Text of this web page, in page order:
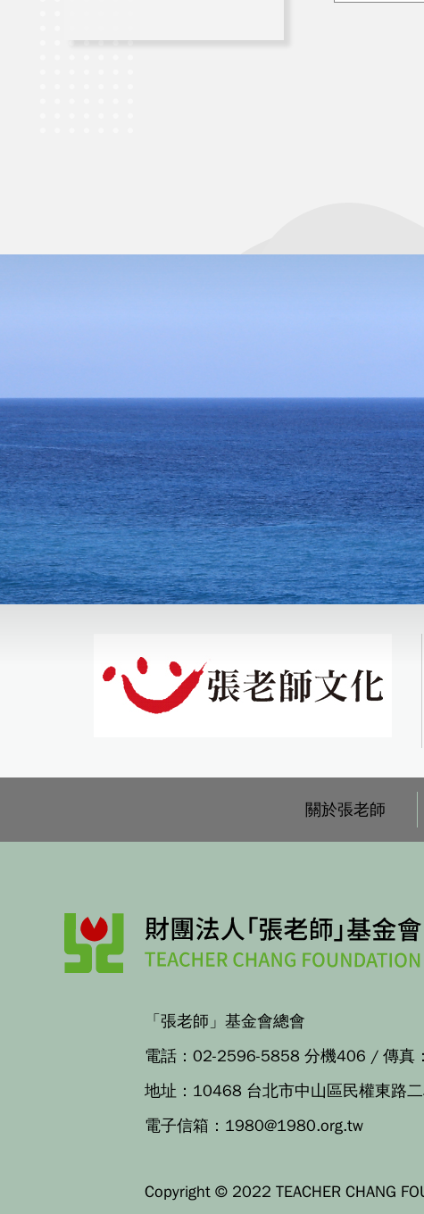
關於張老師
「張老師」基金會總會
電話： 02-2596-5858 分機406 / 傳真：
地址： 10468 台北市中山區民權東路
電子信箱： 1980@1980.org.tw
Copyright © 2022 TEACHER CHANG